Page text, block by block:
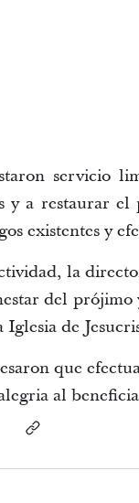
servicio
y a restaurar
existentes y
la
del
Iglesia de
que
al